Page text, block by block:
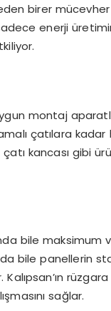
birer
enerji
montaj
çatılara kadar
kancası gibi
bile maksimum
bile panellerin
rüzgara
sağlar.